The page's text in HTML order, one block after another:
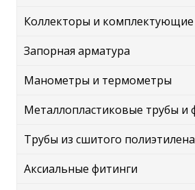
Коллекторы и комплектующие
Запорная арматура
Манометры и термометры
Металлопластиковые трубы и
Трубы из сшитого полиэтилена
Аксиальные фитинги